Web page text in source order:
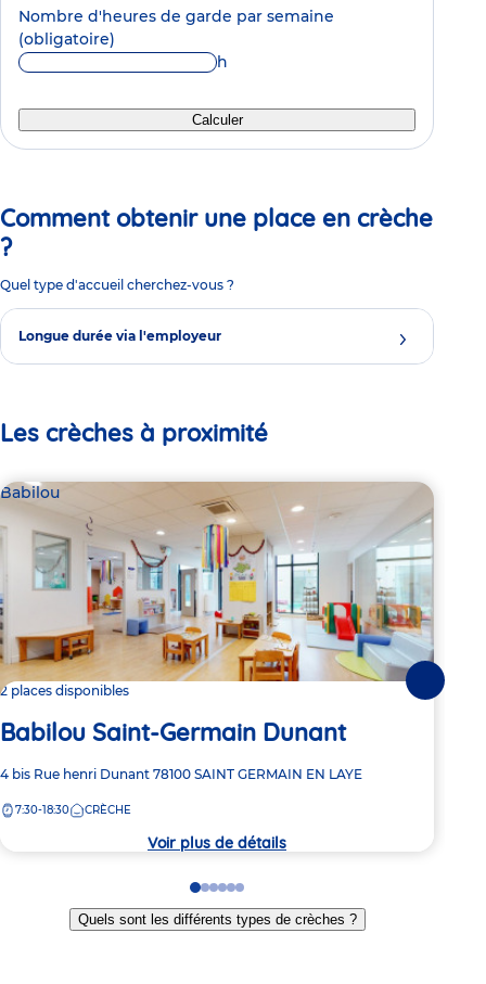
Nombre d'heures de garde par semaine
(obligatoire)
h
Calculer
Comment obtenir une place en crèche
?
Quel type d'accueil cherchez-vous ?
Longue durée via l'employeur
Les crèches à proximité
Babilou
2 places disponibles
Babilou Saint-Germain Dunant
Adresse
la
4 bis Rue henri Dunant 78100 SAINT GERMAIN EN LAYE
7:30-18:30 CRÈCHE
Voir plus de détails
Go
to
slide
Go
to
slide
Go
to
slide
Go
to
slide
Go
to
slide
Go
to
slide
Quels sont les différents types de crèches ?